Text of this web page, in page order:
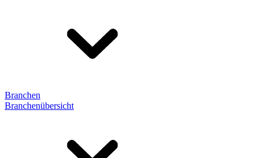
Branchen
Branchenübersicht